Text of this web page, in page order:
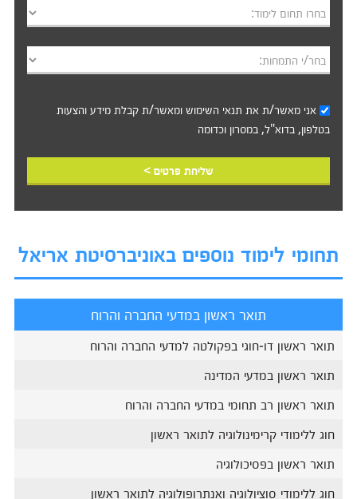
בחרו תחום לימוד:
בחר/י התמחות:
אני מאשר/ת את תנאי השימושומאשר/ת קבלת מידע והצעות
בטלפון, בדוא"ל, במסרון וכדומה‎‎
שליחת פרטים >
תחומי לימוד נוספים באוניברסיטת אריאל
תואר ראשון במדעי החברה והרוח
תואר ראשון דו-חוגי בפקולטה למדעי החברה והרוח
תואר ראשון במדעי המדינה
תואר ראשון רב תחומי במדעי החברה והרוח
חוג ללימודי קרימינולוגיה לתואר ראשון
תואר ראשון בפסיכולוגיה
חוג ללימודי סוציולוגיה ואנתרופולוגיה לתואר ראשון